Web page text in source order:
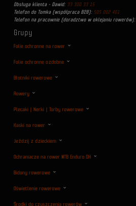
Obsługa klienta - Dawid: 33 300 33 15
Telefon do Tomka (współpraca B2B): 505 002 401
Telefon na pracownie (doradztwo w oklejaniu rowerów):
Grupy
Folie ochronne na rower
Folie ochronne ozdobne
Błotniki rowerowe
Rowery
Plecaki | Nerki | Torby rowerowe
Kaski na rower
Jeździj z dzieckiem
Ochraniacze na rower MTB Enduro DH
Bidony rowerowe
Oświetlenie rowerowe
Środki do czyszczenia rowerów